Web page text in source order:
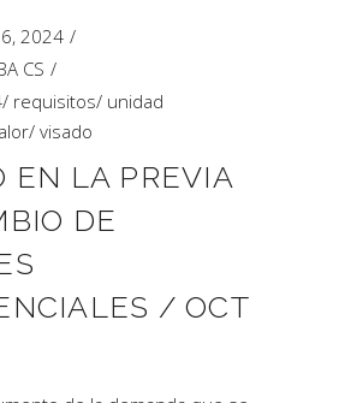
2024
CS
/ requisitos/ unidad
/ visado
EN LA PREVIA
DE
/ OCT